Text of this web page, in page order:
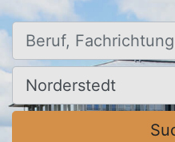
Beruf, Fachrichtung, Firma
Ort, Stadt